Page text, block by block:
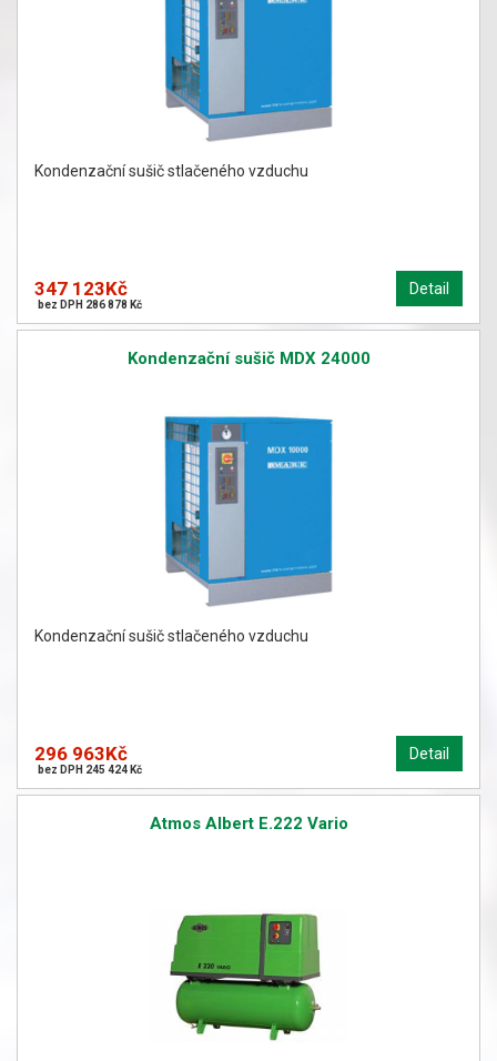
Kondenzační sušič stlačeného vzduchu
Detail
347 123Kč
bez DPH 286 878 Kč
Kondenzační sušič MDX 24000
Kondenzační sušič stlačeného vzduchu
Detail
296 963Kč
bez DPH 245 424 Kč
Atmos Albert E.222 Vario